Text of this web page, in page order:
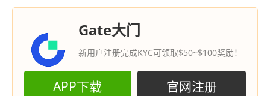
Gate大门
新用户注册完成KYC可领取$50~$100奖励！
APP下载 官网注册